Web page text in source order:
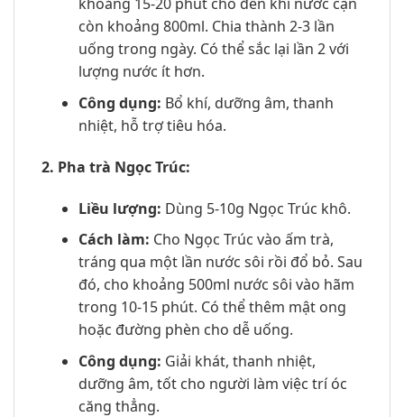
khoảng 15-20 phút cho đến khi nước cạn
còn khoảng 800ml. Chia thành 2-3 lần
uống trong ngày. Có thể sắc lại lần 2 với
lượng nước ít hơn.
Công dụng: Bổ khí, dưỡng âm, thanh
nhiệt, hỗ trợ tiêu hóa.
2. Pha trà Ngọc Trúc:
Liều lượng: Dùng 5-10g Ngọc Trúc khô.
Cách làm: Cho Ngọc Trúc vào ấm trà,
tráng qua một lần nước sôi rồi đổ bỏ. Sau
đó, cho khoảng 500ml nước sôi vào hãm
trong 10-15 phút. Có thể thêm mật ong
hoặc đường phèn cho dễ uống.
Công dụng: Giải khát, thanh nhiệt,
dưỡng âm, tốt cho người làm việc trí óc
căng thẳng.